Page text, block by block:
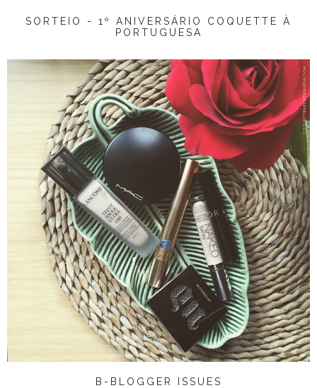
SORTEIO - 1º ANIVERSÁRIO COQUETTE À
PORTUGUESA
B-BLOGGER ISSUES